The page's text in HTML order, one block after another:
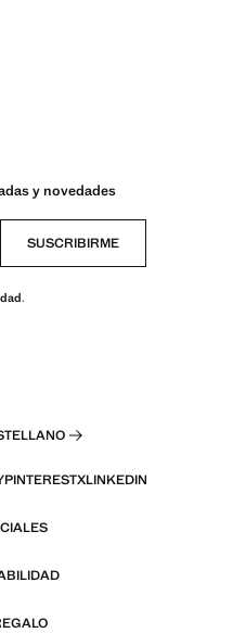
y novedades
SUSCRIBIRME
.
PINTERESTXLINKEDIN